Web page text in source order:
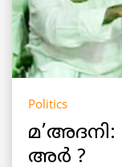
Politics
അര്‍ ?